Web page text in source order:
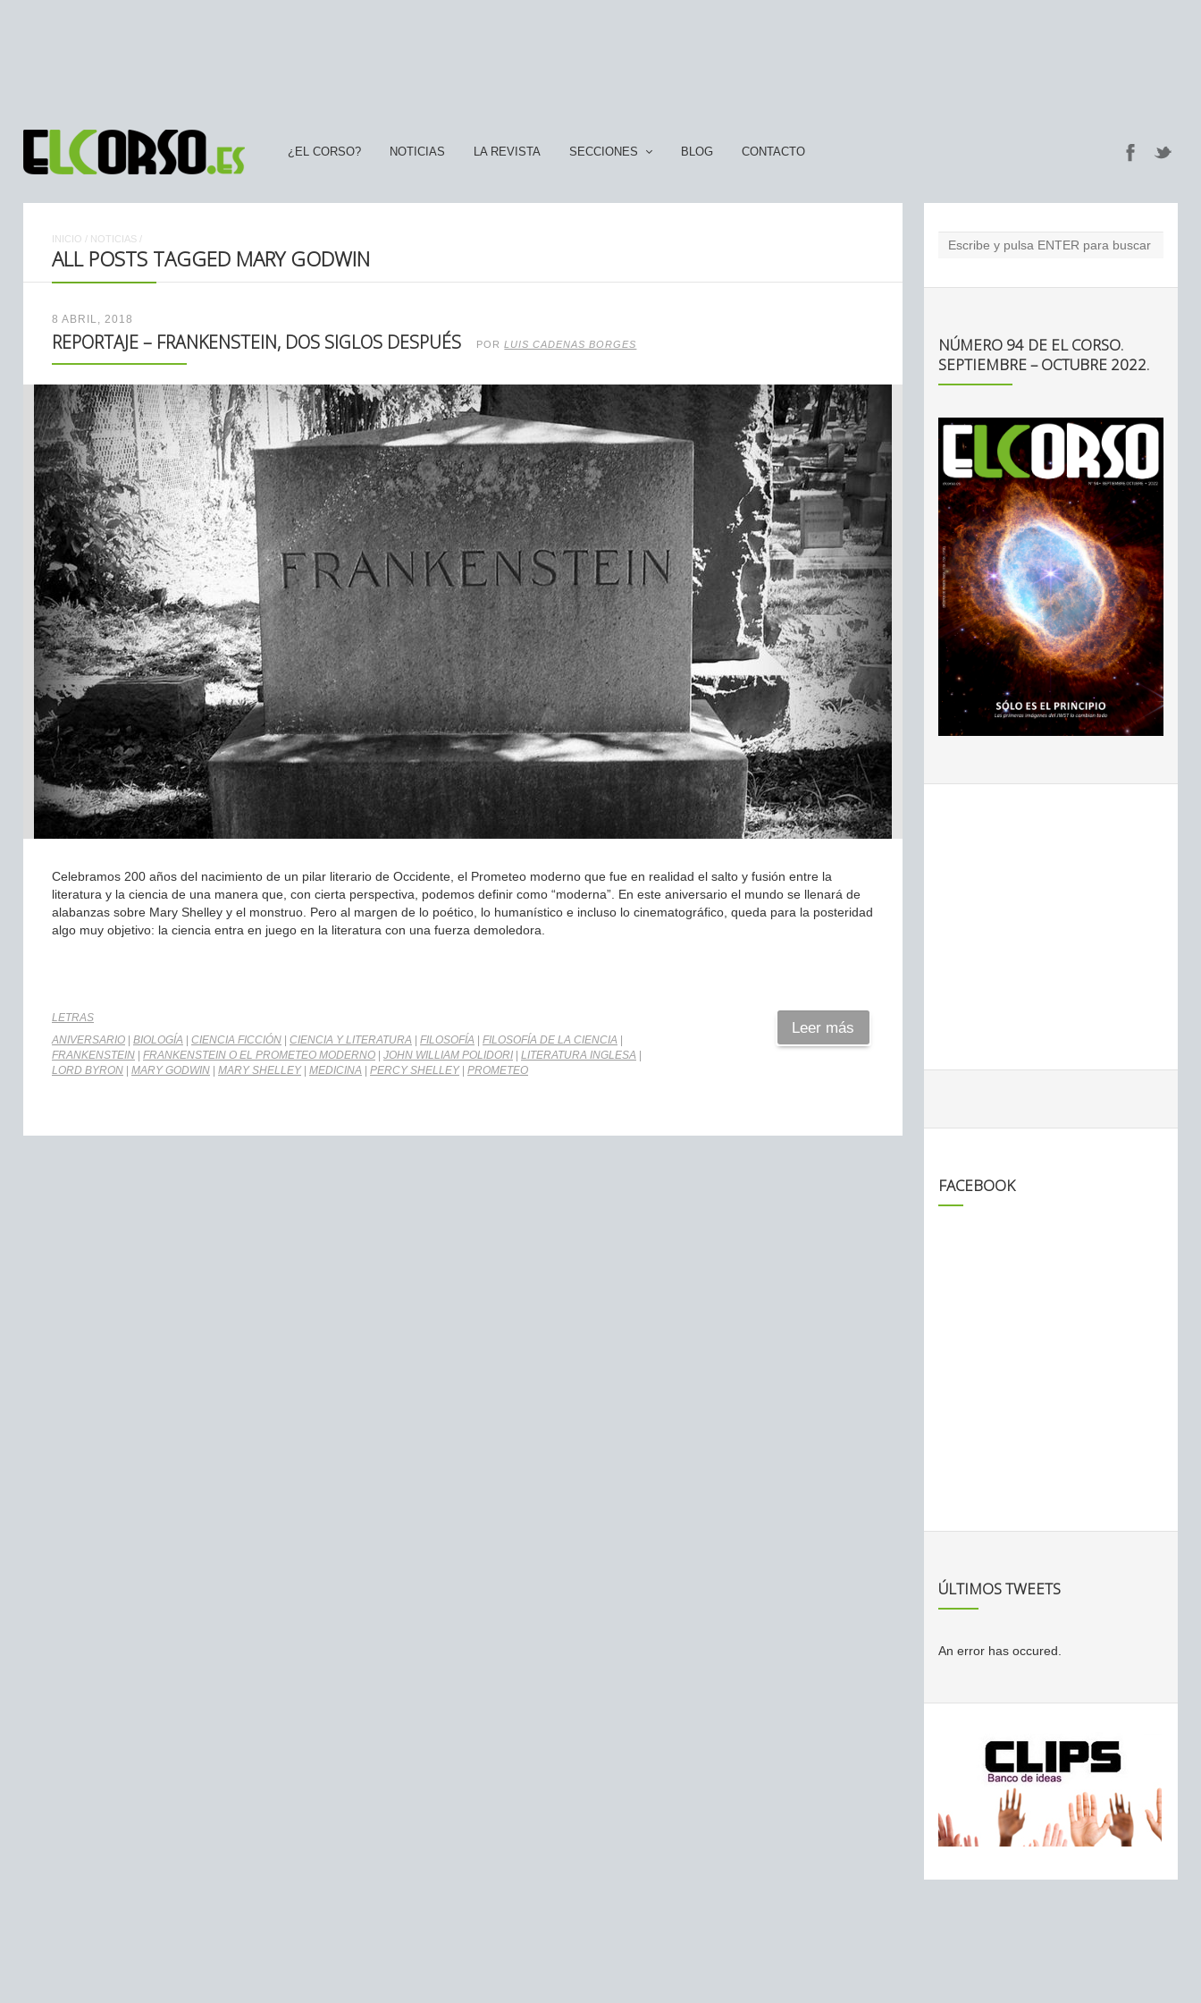
¿EL CORSO? NOTICIAS LA REVISTA SECCIONES BLOG CONTACTO
INICIO / NOTICIAS /
ALL POSTS TAGGED MARY GODWIN
8 ABRIL, 2018
REPORTAJE – FRANKENSTEIN, DOS SIGLOS DESPUÉS PORLUIS CADENAS BORGES
Celebramos 200 años del nacimiento de un pilar literario de Occidente, el Prometeo moderno que fue en realidad el salto y fusión entre la
literatura y la ciencia de una manera que, con cierta perspectiva, podemos definir como “moderna”. En este aniversario el mundo se llenará de
alabanzas sobre Mary Shelley y el monstruo. Pero al margen de lo poético, lo humanístico e incluso lo cinematográfico, queda para la posteridad
algo muy objetivo: la ciencia entra en juego en la literatura con una fuerza demoledora.
LETRAS
ANIVERSARIO
BIOLOGÍA CIENCIA FICCIÓN CIENCIA Y LITERATURA FILOSOFÍA FILOSOFÍA DE LA CIENCIA
FRANKENSTEIN
FRANKENSTEIN O EL PROMETEO MODERNO JOHN WILLIAM POLIDORI LITERATURA INGLESA
LORD BYRON
MARY GODWIN MARY SHELLEY| MEDICINA PERCY SHELLEY| PROMETEO
Leer más
NÚMERO 94 DE EL CORSO.
SEPTIEMBRE – OCTUBRE 2022.
FACEBOOK
ÚLTIMOS TWEETS
An error has occured.